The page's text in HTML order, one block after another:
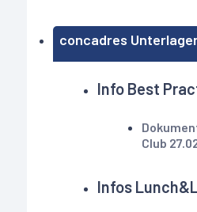
concadres
Info Best
Club
Infos